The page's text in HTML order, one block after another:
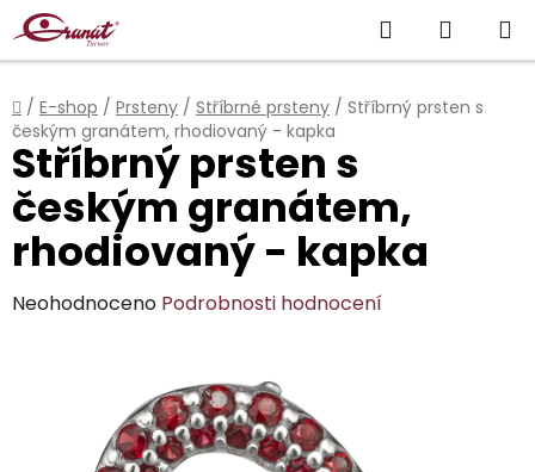
Přejít
na
obsah
Hledat
KOŠÍK
Domů
/ E-shop / Prsteny / Stříbrné prsteny / Stříbrný prsten s
českým granátem, rhodiovaný - kapka
Stříbrný prsten s
českým granátem,
rhodiovaný - kapka
Průměrné
Neohodnoceno Podrobnosti hodnocení